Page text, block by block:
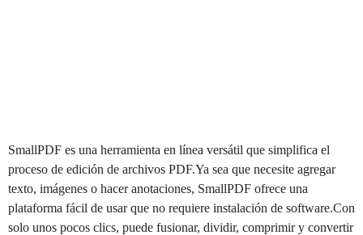
SmallPDF es una herramienta en línea versátil que simplifica el
proceso de edición de archivos PDF.Ya sea que necesite agregar
texto, imágenes o hacer anotaciones, SmallPDF ofrece una
plataforma fácil de usar que no requiere instalación de software.Con
solo unos pocos clics, puede fusionar, dividir, comprimir y convertir